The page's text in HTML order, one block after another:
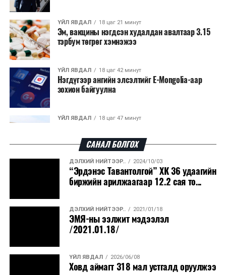
2026 оны 8 дугаар сарын 17–28-ны өдрүүдэд
нийслэлийн бүх сургууль, цэцэрлэгт ажлын
байранд элсэлт, бүртгэл болон бусад аливаа
арга хэмжээ зохион байгуулахгүй болно.
ҮЙЛ ЯВДАЛ 18 цаг 21 минут
Эм, вакцины нэгдсэн худалдан авалтаар 3.15
тэрбум төгрөг хэмнэжээ
ҮЙЛ ЯВДАЛ 18 цаг 42 минут
Нэгдүгээр ангийн элсэлтийг E-Mongolia-аар
зохион байгуулна
ҮЙЛ ЯВДАЛ 18 цаг 47 минут
талаас илүү хувь нь 13-аас...
ҮЙЛ ЯВДАЛ 18 цаг 51 минут
Засгийн газар энэ оныг дуустал санхүүгийн
хэмнэлтийн горимд шилжинэ
ХЭН ЮУ ХЭЛЭВ...
Шатахууны импортын гаалийн албан татварыг
2027 оны хоёрдугаар сарын ...
ҮЙЛ ЯВДАЛ 19 цаг 30 минут
Нөөцийн махны хяналтын тогтолцоог
САНАЛ БОЛГОХ
ДЭЛХИЙ НИЙТЭЭР.. 2024/10/03
“Эрдэнэс Тавантолгой” ХК 36 удаагийн
биржийн арилжаагаар 12.2 сая то...
ДЭЛХИЙ НИЙТЭЭР.. 2021/01/18
ЭМЯ-ны ээлжит мэдээлэл
/2021.01.18/
ҮЙЛ ЯВДАЛ 2026/06/08
Ховд аймагт 318 мал устгалд оруулжээ